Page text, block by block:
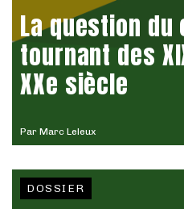
Par Marc Leleux
La question du
tournant des
XXe siècle
DOSSIER